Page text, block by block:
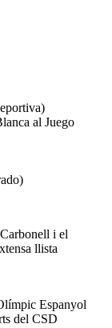
al Juego
i el
llista
Espanyol
del CSD